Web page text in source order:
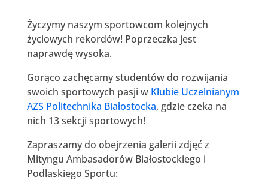
Życzymy naszym sportowcom kolejnych
życiowych rekordów! Poprzeczka jest
naprawdę wysoka.
Gorąco zachęcamy studentów do rozwijania
swoich sportowych pasji w Klubie Uczelnianym
AZS Politechnika Białostocka, gdzie czeka na
nich 13 sekcji sportowych!
Zapraszamy do obejrzenia galerii zdjęć z
Mityngu Ambasadorów Białostockiego i
Podlaskiego Sportu: